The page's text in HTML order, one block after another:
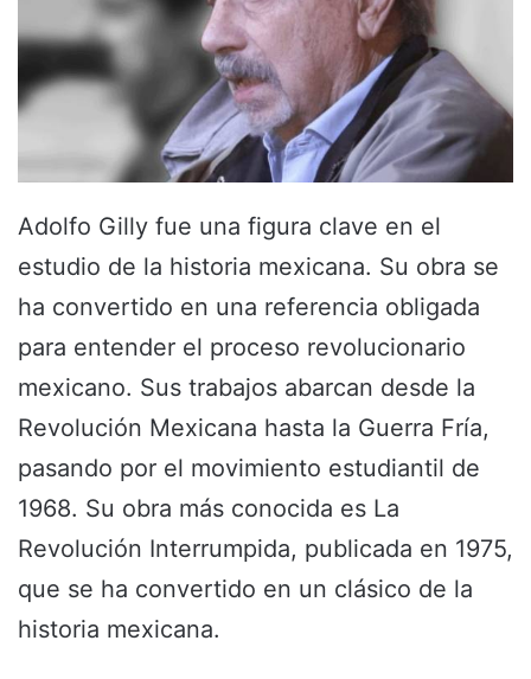
Adolfo Gilly fue una figura clave en el
estudio de la historia mexicana. Su obra se
ha convertido en una referencia obligada
para entender el proceso revolucionario
mexicano. Sus trabajos abarcan desde la
Revolución Mexicana hasta la Guerra Fría,
pasando por el movimiento estudiantil de
1968. Su obra más conocida es La
Revolución Interrumpida, publicada en 1975,
que se ha convertido en un clásico de la
historia mexicana.